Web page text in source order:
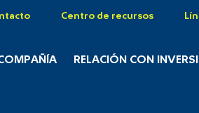
Centro de recursos
RELACIÓN CON